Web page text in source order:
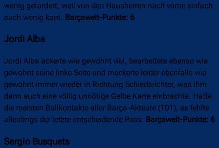
wenig gefordert, weil von den Hausherren nach vorne einfach
auch wenig kam. Barçawelt-Punkte: 6
Jordi Alba
Jordi Alba ackerte wie gewohnt viel, bearbeitete ebenso wie
gewohnt seine linke Seite und meckerte leider ebenfalls wie
gewohnt immer wieder in Richtung Schiedsrichter, was ihm
dann auch eine völlig unnötige Gelbe Karte einbrachte. Hatte
die meisten Ballkontakte aller Barça-Akteure (101), es fehlte
allerdings der letzte entscheidende Pass. Barçawelt-Punkte: 6
Sergio Busquets